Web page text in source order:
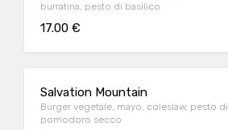
burratina, pesto di basilico
17.00 €
Salvation Mountain
Burger vegetale, mayo, coleslaw, pesto
pomodoro secco